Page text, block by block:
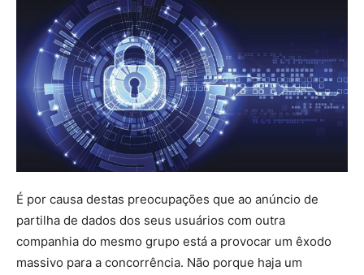
É por causa destas preocupações que ao anúncio de
partilha de dados dos seus usuários com outra
companhia do mesmo grupo está a provocar um êxodo
massivo para a concorrência. Não porque haja um